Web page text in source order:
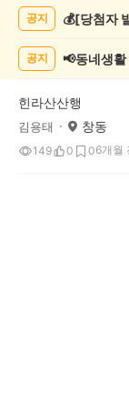
글
공지
공지 📢동네생
힌라산산행
김용태 창동
149 0 06개월